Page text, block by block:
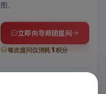
图。
立即向导师团提问
每次提问仅消耗1 积分
一张